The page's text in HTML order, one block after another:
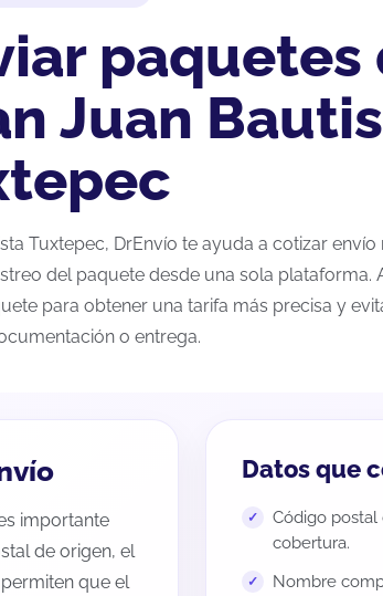
paquetes
Juan
Tuxtepec, DrEnvío te ayuda a cotizar
del paquete desde una sola plataforma.
para obtener una tarifa más precisa y
o entrega.
importante
de origen, el
que el
Datos que
Código postal
cobertura.
Nombre